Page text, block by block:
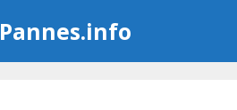
Pannes.info